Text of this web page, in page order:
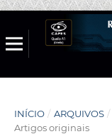
INÍCIO / ARQUIVOS /
Artigos originais